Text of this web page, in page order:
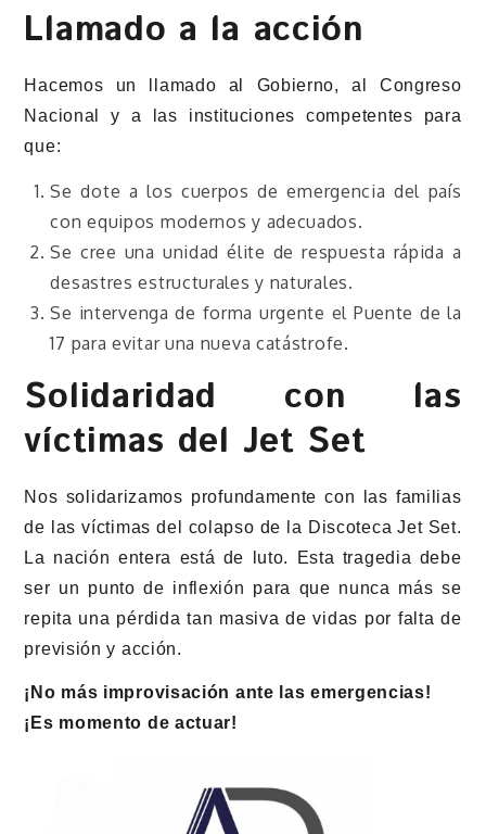
Llamado a la acción
Hacemos un llamado al Gobierno, al Congreso
Nacional y a las instituciones competentes para
que:
Se dote a los cuerpos de emergencia del país
con equipos modernos y adecuados.
Se cree una unidad élite de respuesta rápida a
desastres estructurales y naturales.
Se intervenga de forma urgente el Puente de la
17 para evitar una nueva catástrofe.
Solidaridad con las
víctimas del Jet Set
Nos solidarizamos profundamente con las familias
de las víctimas del colapso de la Discoteca Jet Set.
La nación entera está de luto. Esta tragedia debe
ser un punto de inflexión para que nunca más se
repita una pérdida tan masiva de vidas por falta de
previsión y acción.
¡No más improvisación ante las emergencias!
¡Es momento de actuar!